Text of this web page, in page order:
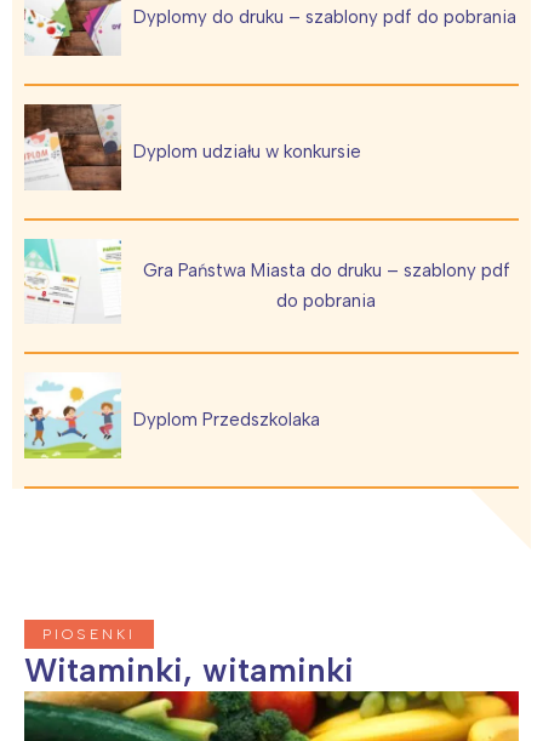
Dyplomy do druku – szablony pdf do pobrania
Dyplom udziału w konkursie
Gra Państwa Miasta do druku – szablony pdf
do pobrania
Dyplom Przedszkolaka
PIOSENKI
Witaminki, witaminki
Interesują mnie wydarzenia z
tego regionu:
Warszawa
Trójmiasto
Poznań
Wrocław
Śląsk
Północ
Wszystkie